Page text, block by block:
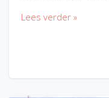
Lees verder »